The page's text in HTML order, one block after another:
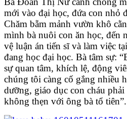
mới vào đại học, đứa con nhỏ
Chăm bẵm mảnh vườn khô
mình bà nuôi con ăn học, đến
vệ luận án tiến sĩ và làm việc
đang học đại học. Bà tâm sự:
sự quan tâm, khích lệ, động
chúng tôi càng cố gắng nhiều
dưỡng, giáo dục con cháu
không thẹn với ông bà tổ tiên”.